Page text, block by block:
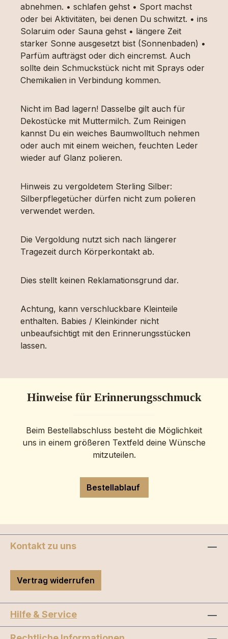
abnehmen. • schlafen gehst • Sport machst
oder bei Aktivitäten, bei denen Du schwitzt. • ins
Solaruim oder Sauna gehst • längere Zeit
starker Sonne ausgesetzt bist (Sonnenbaden) •
Parfüm aufträgst oder dich eincremst. Auch
sollte dein Schmuckstück nicht mit Sprays oder
Chemikalien in Verbindung kommen.
Nicht im Bad lagern! Dasselbe gilt auch für
Dekostücke mit Muttermilch. Zum Reinigen
kannst Du ein weiches Baumwolltuch nehmen
oder auch mit einem weichen, feuchten Leder
wieder auf Glanz polieren.
Hinweis zu vergoldetem Sterling Silber:
Silberpflegetücher dürfen nicht zum polieren
verwendet werden.
Die Vergoldung nutzt sich nach längerer
Tragezeit durch Körperkontakt ab.
Dies stellt keinen Reklamationsgrund dar.
Achtung, kann verschluckbare Kleinteile
enthalten. Babies / Kleinkinder nicht
unbeaufsichtigt mit den Erinnerungsstücken
lassen.
Hinweise für Erinnerungsschmuck
Beim Bestellabschluss besteht die Möglichkeit
uns in einem größeren Textfeld deine Wünsche
mitzuteilen.
Bestellablauf
Kontakt zu uns
Vertrag widerrufen
Hilfe & Service